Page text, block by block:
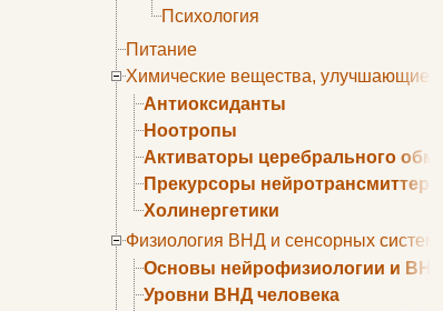
Психология
Питание
Химические вещества, улучшающие
Антиоксиданты
Ноотропы
Активаторы церебрального
Прекурсоры нейротрансмиттеров
Холинергетики
Физиология ВНД и сенсорных систем
Основы нейрофизиологии и ВНД
Уровни ВНД человека